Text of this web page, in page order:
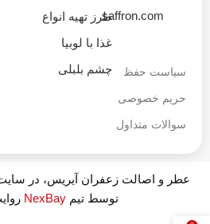
saffron.com
سیاست حفظ
حریم خصوصی
سوالات متداول
طرز تهیه انواع
غذا با لوبیا
چشم بلبلی
عطر و اصالت زعفران آیریس، در
توسط تیمNexBay